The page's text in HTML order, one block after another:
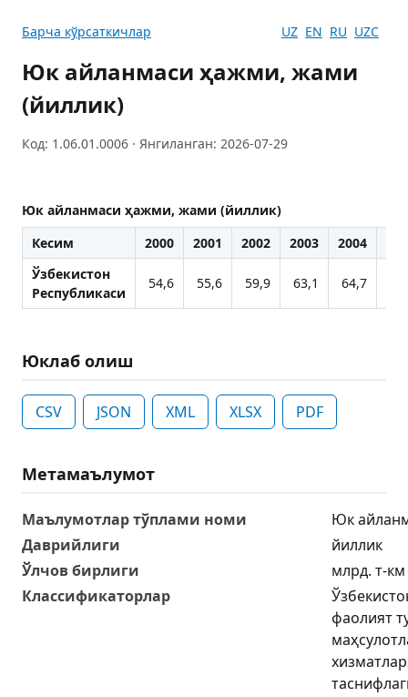
Барча кўрсаткичлар UZ EN RU UZC
Юк айланмаси ҳажми, жами
(йиллик)
Код: 1.06.01.0006 · Янгиланган: 2026-07-29
Юк айланмаси ҳажми, жами (йиллик)
Кесим
2000 2001 2002 2003 2004
Ўзбекистон
Республикаси
54,6 55,6 59,9 63,1 64,7
Юклаб олиш
CSV JSON XML XLSX PDF
Метамаълумот
Маълумотлар тўплами номи
Юк
Даврийлиги
йиллик
Ўлчов бирлиги
млрд. т-км
Классификаторлар
фаолият